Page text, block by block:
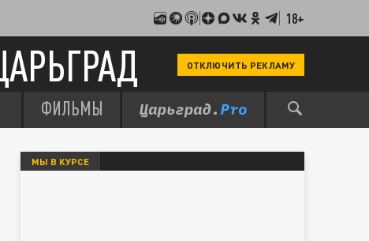
18+
ОТКЛЮЧИТЬ РЕКЛАМУ
ФИЛЬМЫ
МЫ В КУРСЕ